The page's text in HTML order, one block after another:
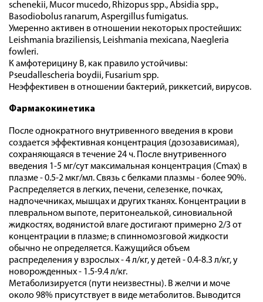
schenekii, Mucor mucedo, Rhizopus spp., Absidia spp.,
Basodiobolus ranarum, Aspergillus fumigatus.
Умеренно активен в отношении некоторых простейших:
Leishmania braziliensis, Leishmania mexicana, Naegleria
fowleri.
К амфотерицину В, как правило устойчивы:
Pseudallescheria boydii, Fusarium spp.
Неэффективен в отношении бактерий, риккетсий, вирусов.
Фармакокинетика
После однократного внутривенного введения в крови
создается эффективная концентрация (дозозависимая),
сохраняющаяся в течение 24 ч. После внутривенного
введения 1-5 мг/сут максимальная концентрация (Cmax) в
плазме - 0.5-2 мкг/мл. Связь с белками плазмы - более 90%.
Распределяется в легких, печени, селезенке, почках,
надпочечниках, мышцах и других тканях. Концентрации в
плевральном выпоте, перитонеалькой, синовиальной
жидкостях, водянистой влаге достигают примерно 2/3 от
концентрации в плазме; в спинномозговой жидкости
обычно не определяется. Кажущийся объем
распределения у взрослых - 4 л/кг, у детей - 0.4-8.3 л/кг, у
новорожденных - 1.5-9.4 л/кг.
Метаболизируется (пути неизвестны). В желчи и моче
около 98% присутствует в виде метаболитов. Выводится